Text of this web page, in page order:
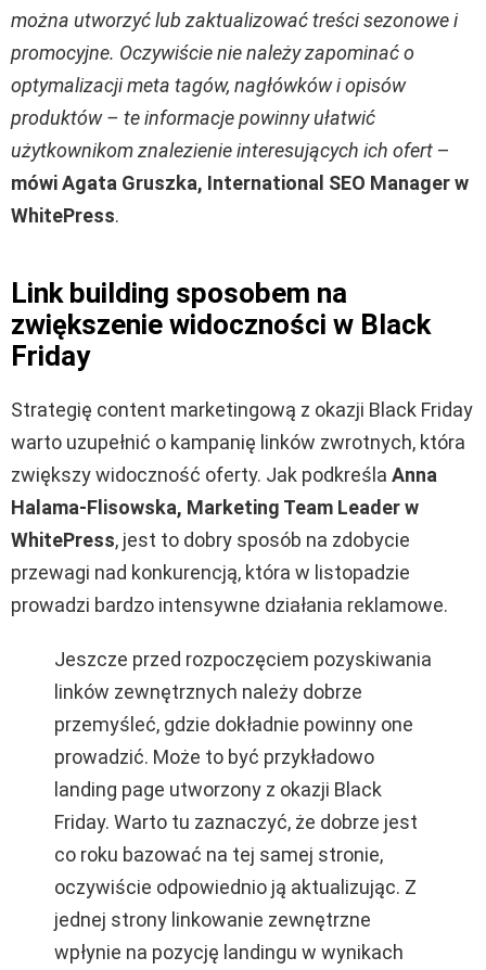
można utworzyć lub zaktualizować treści sezonowe i
promocyjne. Oczywiście nie należy zapominać o
optymalizacji meta tagów, nagłówków i opisów
produktów – te informacje powinny ułatwić
użytkownikom znalezienie interesujących ich ofert –
mówi Agata Gruszka, International SEO Manager w
WhitePress.
Link building sposobem na
zwiększenie widoczności w Black
Friday
Strategię content marketingową z okazji Black Friday
warto uzupełnić o kampanię linków zwrotnych, która
zwiększy widoczność oferty. Jak podkreśla Anna
Halama-Flisowska, Marketing Team Leader w
WhitePress, jest to dobry sposób na zdobycie
przewagi nad konkurencją, która w listopadzie
prowadzi bardzo intensywne działania reklamowe.
Jeszcze przed rozpoczęciem pozyskiwania
linków zewnętrznych należy dobrze
przemyśleć, gdzie dokładnie powinny one
prowadzić. Może to być przykładowo
landing page utworzony z okazji Black
Friday. Warto tu zaznaczyć, że dobrze jest
co roku bazować na tej samej stronie,
oczywiście odpowiednio ją aktualizując. Z
jednej strony linkowanie zewnętrzne
wpłynie na pozycję landingu w wynikach